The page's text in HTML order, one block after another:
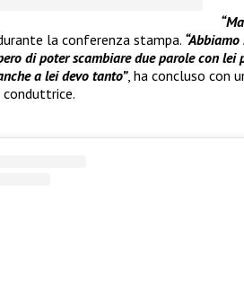
la conferenza stampa.
di poter scambiare due parole con
a lei devo tanto”, ha concluso con